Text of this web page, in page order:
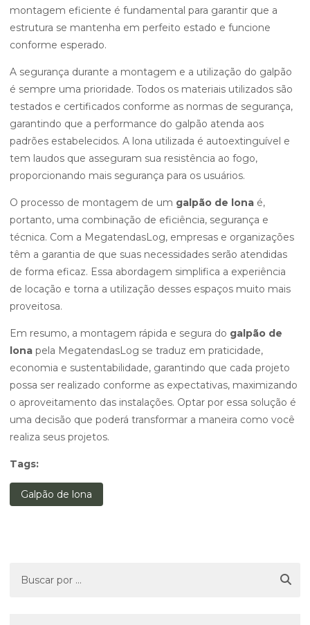
montagem eficiente é fundamental para garantir que a
estrutura se mantenha em perfeito estado e funcione
conforme esperado.
A segurança durante a montagem e a utilização do galpão
é sempre uma prioridade. Todos os materiais utilizados são
testados e certificados conforme as normas de segurança,
garantindo que a performance do galpão atenda aos
padrões estabelecidos. A lona utilizada é autoextinguível e
tem laudos que asseguram sua resistência ao fogo,
proporcionando mais segurança para os usuários.
O processo de montagem de um galpão de lona é,
portanto, uma combinação de eficiência, segurança e
técnica. Com a MegatendasLog, empresas e organizações
têm a garantia de que suas necessidades serão atendidas
de forma eficaz. Essa abordagem simplifica a experiência
de locação e torna a utilização desses espaços muito mais
proveitosa.
Em resumo, a montagem rápida e segura do galpão de
lona pela MegatendasLog se traduz em praticidade,
economia e sustentabilidade, garantindo que cada projeto
possa ser realizado conforme as expectativas, maximizando
o aproveitamento das instalações. Optar por essa solução é
uma decisão que poderá transformar a maneira como você
realiza seus projetos.
Tags:
Galpão de lona